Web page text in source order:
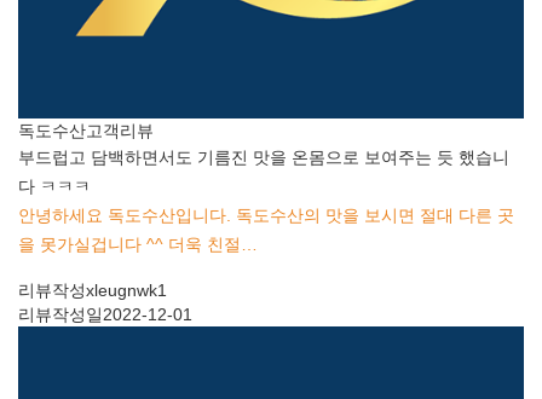
독도수산고객리뷰
부드럽고 담백하면서도 기름진 맛을 온몸으로 보여주는 듯 했습니
다 ㅋㅋㅋ
안녕하세요 독도수산입니다. 독도수산의 맛을 보시면 절대 다른 곳
을 못가실겁니다 ^^ 더욱 친절…
리뷰작성xleugnwk1
리뷰작성일2022-12-01